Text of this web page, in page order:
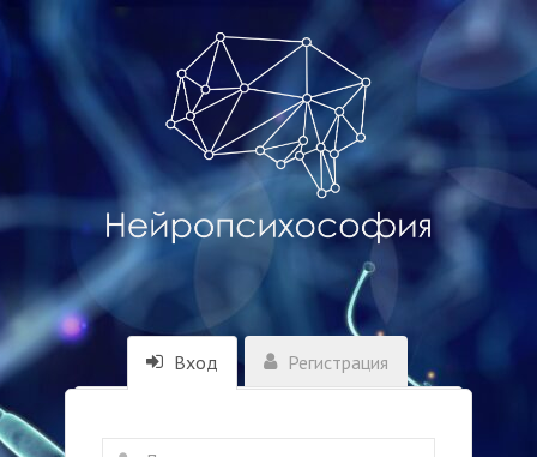
Вход Регистрация